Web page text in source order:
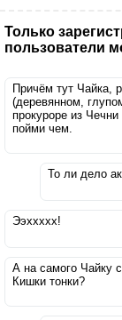
Только
пользователи
Причём тут Чайка,
(деревянном,
прокуроре из
пойми чем.
То ли дело
Ээххххх!
А на самого Чайку
Кишки тонки?